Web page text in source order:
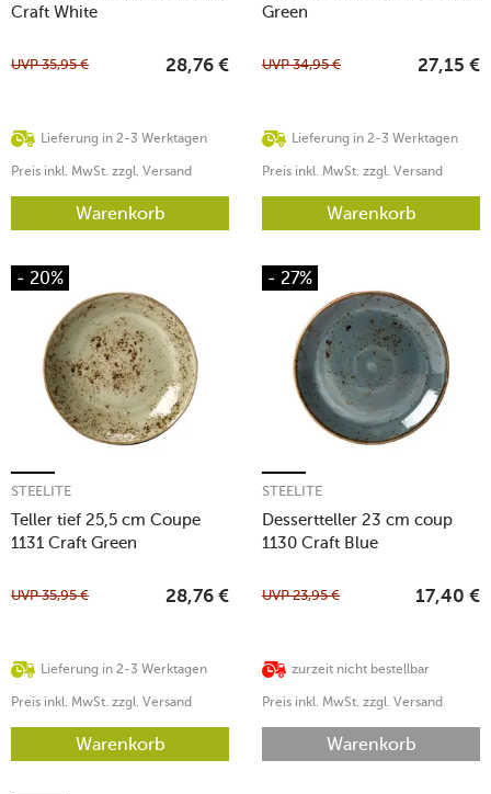
Craft White
Lieferung in 2-3 Werktagen
UVP35,95 € 28,76 €
Preis inkl. MwSt. zzgl. Versand
Warenkorb
Green
Lieferung in 2-3 Werktagen
UVP34,95 € 27,15 €
Preis inkl. MwSt. zzgl. Versand
Warenkorb
- 20%
Teller tief 25,5 cm Coupe
1131 Craft Green
STEELITE
Lieferung in 2-3 Werktagen
UVP35,95 € 28,76 €
Preis inkl. MwSt. zzgl. Versand
Warenkorb
- 27%
Dessertteller 23 cm coup
1130 Craft Blue
STEELITE
zurzeit nicht bestellbar
UVP23,95 € 17,40 €
Preis inkl. MwSt. zzgl. Versand
Warenkorb